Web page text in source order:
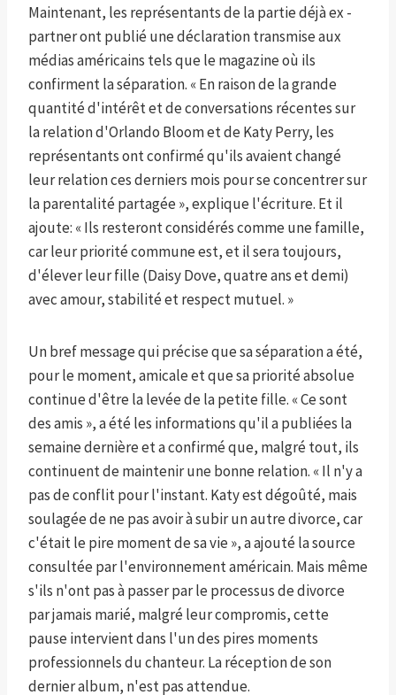
Maintenant, les représentants de la partie déjà ex -
partner ont publié une déclaration transmise aux
médias américains tels que le magazine où ils
confirment la séparation. « En raison de la grande
quantité d'intérêt et de conversations récentes sur
la relation d'Orlando Bloom et de Katy Perry, les
représentants ont confirmé qu'ils avaient changé
leur relation ces derniers mois pour se concentrer sur
la parentalité partagée », explique l'écriture. Et il
ajoute: « Ils resteront considérés comme une famille,
car leur priorité commune est, et il sera toujours,
d'élever leur fille (Daisy Dove, quatre ans et demi)
avec amour, stabilité et respect mutuel. »
Un bref message qui précise que sa séparation a été,
pour le moment, amicale et que sa priorité absolue
continue d'être la levée de la petite fille. « Ce sont
des amis », a été les informations qu'il a publiées la
semaine dernière et a confirmé que, malgré tout, ils
continuent de maintenir une bonne relation. « Il n'y a
pas de conflit pour l'instant. Katy est dégoûté, mais
soulagée de ne pas avoir à subir un autre divorce, car
c'était le pire moment de sa vie », a ajouté la source
consultée par l'environnement américain. Mais même
s'ils n'ont pas à passer par le processus de divorce
par jamais marié, malgré leur compromis, cette
pause intervient dans l'un des pires moments
professionnels du chanteur. La réception de son
dernier album, n'est pas attendue.